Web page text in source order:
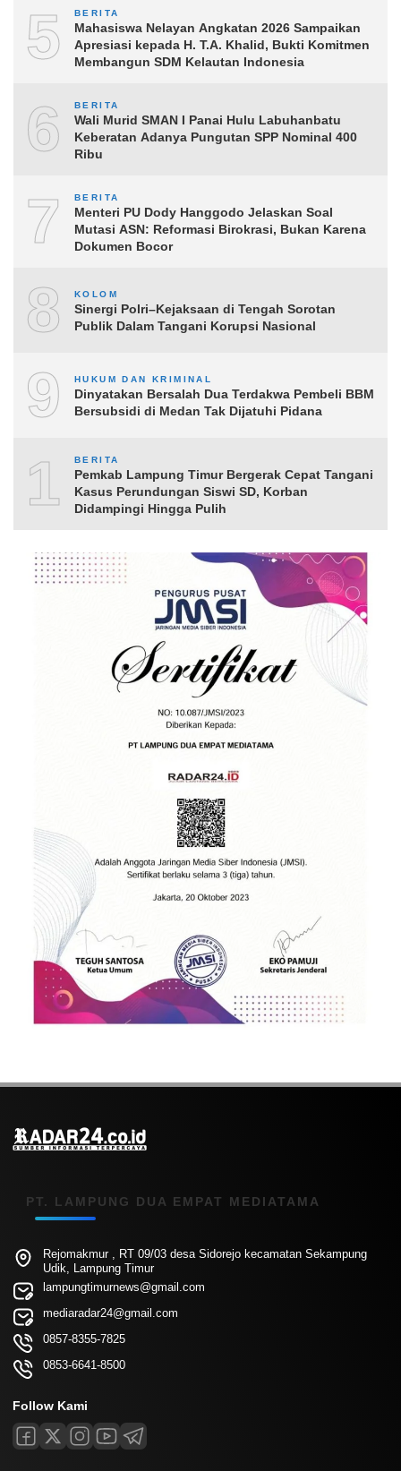
5 BERITA
Mahasiswa Nelayan Angkatan 2026 Sampaikan
Apresiasi kepada H. T.A. Khalid, Bukti Komitmen
Membangun SDM Kelautan Indonesia
6 BERITA
Wali Murid SMAN I Panai Hulu Labuhanbatu
Keberatan Adanya Pungutan SPP Nominal 400
Ribu
7 BERITA
Menteri PU Dody Hanggodo Jelaskan Soal
Mutasi ASN: Reformasi Birokrasi, Bukan Karena
Dokumen Bocor
8 KOLOM
Sinergi Polri–Kejaksaan di Tengah Sorotan
Publik Dalam Tangani Korupsi Nasional
9 HUKUM DAN KRIMINAL
Dinyatakan Bersalah Dua Terdakwa Pembeli BBM
Bersubsidi di Medan Tak Dijatuhi Pidana
10BERITA
Pemkab Lampung Timur Bergerak Cepat Tangani
Kasus Perundungan Siswi SD, Korban
Didampingi Hingga Pulih
PT. LAMPUNG DUA EMPAT MEDIATAMA
Rejomakmur , RT 09/03 desa Sidorejo kecamatan Sekampung
Udik, Lampung Timur
lampungtimurnews@gmail.com
mediaradar24@gmail.com
0857-8355-7825
0853-6641-8500
Follow Kami